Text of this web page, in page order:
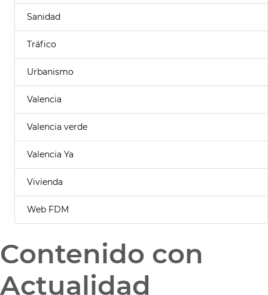
Sanidad
Tráfico
Urbanismo
Valencia
Valencia verde
Valencia Ya
Vivienda
Web FDM
Contenido con
Actualidad